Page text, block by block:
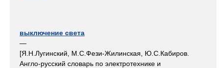
выключение света
—
[Я.Н.Лугинский, М.С.Фези-Жилинская, Ю.С.Кабиров.
Англо-русский словарь по электротехнике и